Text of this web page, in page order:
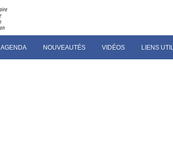
AGENDA NOUVEAUTÉS VIDÉOS LIENS